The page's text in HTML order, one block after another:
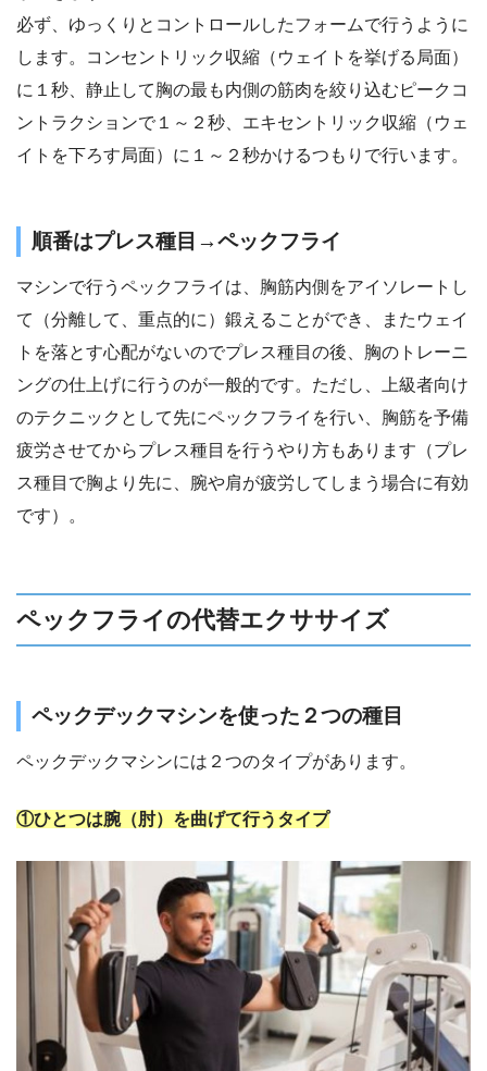
必ず、ゆっくりとコントロールしたフォームで行うように
します。コンセントリック収縮（ウェイトを挙げる局面）
に１秒、静止して胸の最も内側の筋肉を絞り込むピークコ
ントラクションで１～２秒、エキセントリック収縮（ウェ
イトを下ろす局面）に１～２秒かけるつもりで行います。
順番はプレス種目→ペックフライ
マシンで行うペックフライは、胸筋内側をアイソレートし
て（分離して、重点的に）鍛えることができ、またウェイ
トを落とす心配がないのでプレス種目の後、胸のトレーニ
ングの仕上げに行うのが一般的です。ただし、上級者向け
のテクニックとして先にペックフライを行い、胸筋を予備
疲労させてからプレス種目を行うやり方もあります（プレ
ス種目で胸より先に、腕や肩が疲労してしまう場合に有効
です）。
ペックフライの代替エクササイズ
ペックデックマシンを使った２つの種目
ペックデックマシンには２つのタイプがあります。
①ひとつは腕（肘）を曲げて行うタイプ